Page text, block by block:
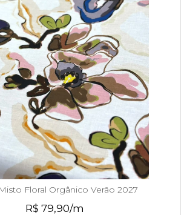
Floral Orgânico Verão 2027
R$ 79,90/m